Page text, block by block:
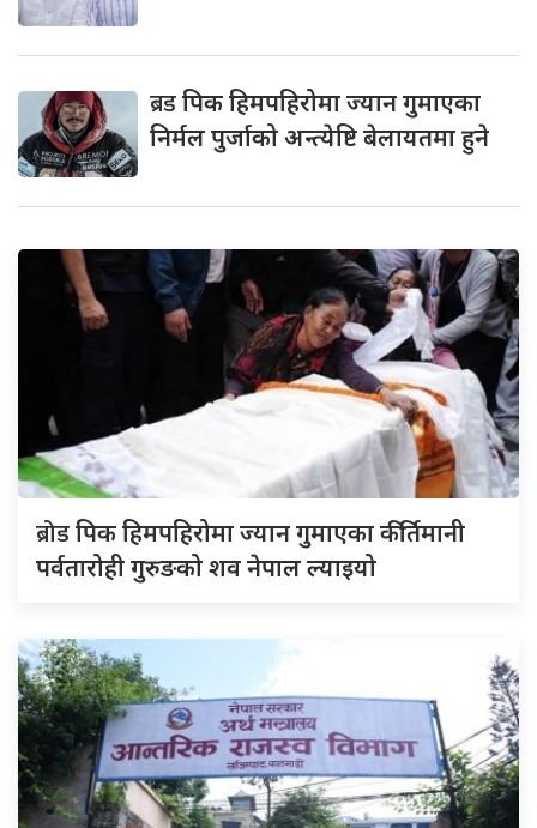
ब्रडपिक हिमपहिरोमा ज्यान गुमाएका
निर्मल पुर्जाको अन्त्येष्टि बेलायतमा हुने
ब्रोडपिक हिमपहिरोमा ज्यान गुमाएका कीर्तिमानी
पर्वतारोही गुरुङको शव नेपाल ल्याइयो